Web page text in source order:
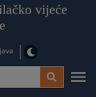
vijeće